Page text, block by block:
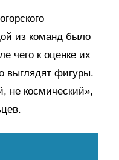
из команд было
чего к оценке их
выглядят фигуры.
не космический»,